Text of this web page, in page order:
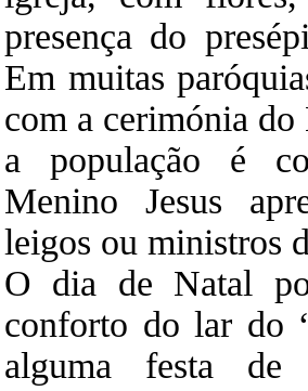
presença do
Em muitas
com a cerimónia
a população é
Menino Jesus
leigos ou ministros
O dia de Natal
conforto do lar do
alguma festa